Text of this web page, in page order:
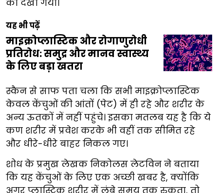
को देखा गया।
यह भी पढ़ें
माइक्रोप्लास्टिक और रोगाणुरोधी
प्रतिरोध: समुद्र और मानव स्वास्थ्य
के लिए बड़ा खतरा
स्कैन से साफ पता चला कि सभी माइक्रोप्लास्टिक
केवल केंचुओं की आंतों (पेट) में ही रहे और शरीर के
अन्य ऊतकों में नहीं पहुंचे। इसका मतलब यह है कि ये
कण शरीर में प्रवेश करके भी वहीं तक सीमित रहे
और धीरे-धीरे बाहर निकल गए।
शोध के प्रमुख लेखक निकोलस लेटविन ने बताया
कि यह केंचुओं के लिए एक अच्छी खबर है, क्योंकि
अगर प्लास्टिक शरीर में लंबे समय तक रुकता, तो